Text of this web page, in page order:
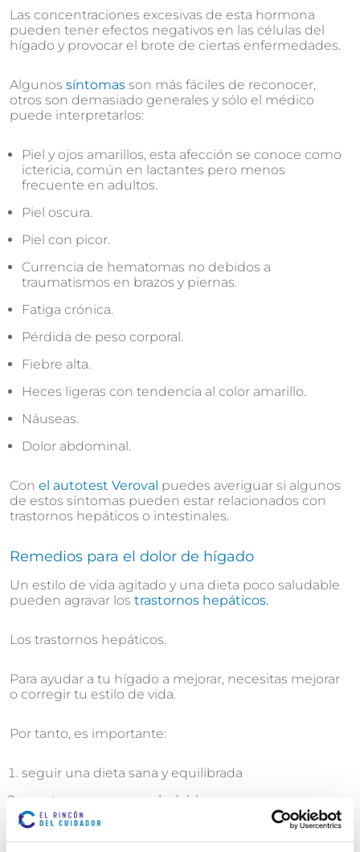
Las concentraciones excesivas de esta hormona
pueden tener efectos negativos en las células del
hígado y provocar el brote de ciertas enfermedades.
Algunos síntomas son más fáciles de reconocer,
otros son demasiado generales y sólo el médico
puede interpretarlos:
Piel y ojos amarillos, esta afección se conoce como
ictericia, común en lactantes pero menos
frecuente en adultos.
Piel oscura.
Piel con picor.
Currencia de hematomas no debidos a
traumatismos en brazos y piernas.
Fatiga crónica.
Pérdida de peso corporal.
Fiebre alta.
Heces ligeras con tendencia al color amarillo.
Náuseas.
Dolor abdominal.
Con el autotest Veroval puedes averiguar si algunos
de estos síntomas pueden estar relacionados con
trastornos hepáticos o intestinales.
Remedios para el dolor de hígado
Un estilo de vida agitado y una dieta poco saludable
pueden agravar los trastornos hepáticos.
Los trastornos hepáticos.
Para ayudar a tu hígado a mejorar, necesitas mejorar
o corregir tu estilo de vida.
Por tanto, es importante:
seguir una dieta sana y equilibrada
mantener un peso saludable
practicar actividad física no intensiva, como
caminar, durante al menos 30 minutos al día